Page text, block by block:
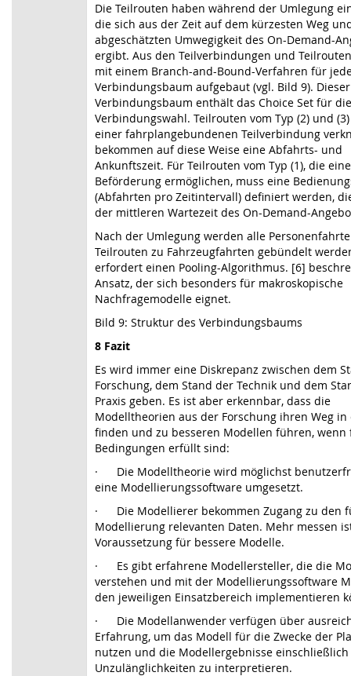
Die Teilrouten haben während der Umlegung
die sich aus der Zeit auf dem kürzesten Weg
abgeschätzten Umwegigkeit des On-Demand-
ergibt. Aus den Teilverbindungen und
mit einem Branch-and-Bound-Verfahren für
Verbindungsbaum aufgebaut (vgl. Bild 9). Dieser
Verbindungsbaum enthält das Choice Set für die
Verbindungswahl. Teilrouten vom Typ (2) und
einer fahrplangebundenen Teilverbindung
bekommen auf diese Weise eine Abfahrts- und
Ankunftszeit. Für Teilrouten vom Typ (1), die
Beförderung ermöglichen, muss eine
(Abfahrten pro Zeitintervall) definiert werden,
der mittleren Wartezeit des On-Demand-
Nach der Umlegung werden alle
Teilrouten zu Fahrzeugfahrten gebündelt
erfordert einen Pooling-Algorithmus. [6]
Ansatz, der sich besonders für makroskopische
Nachfragemodelle eignet.
Bild 9: Struktur des Verbindungsbaums
8 Fazit
Es wird immer eine Diskrepanz zwischen dem
Forschung, dem Stand der Technik und dem
Praxis geben. Es ist aber erkennbar, dass die
Modelltheorien aus der Forschung ihren Weg in
finden und zu besseren Modellen führen, wenn
Bedingungen erfüllt sind:
· Die Modelltheorie wird möglichst
eine Modellierungssoftware umgesetzt.
· Die Modellierer bekommen Zugang zu den
Modellierung relevanten Daten. Mehr messen
Voraussetzung für bessere Modelle.
· Es gibt erfahrene Modellersteller, die die
verstehen und mit der Modellierungssoftware
den jeweiligen Einsatzbereich implementieren
· Die Modellanwender verfügen über
Erfahrung, um das Modell für die Zwecke der
nutzen und die Modellergebnisse
Unzulänglichkeiten zu interpretieren.